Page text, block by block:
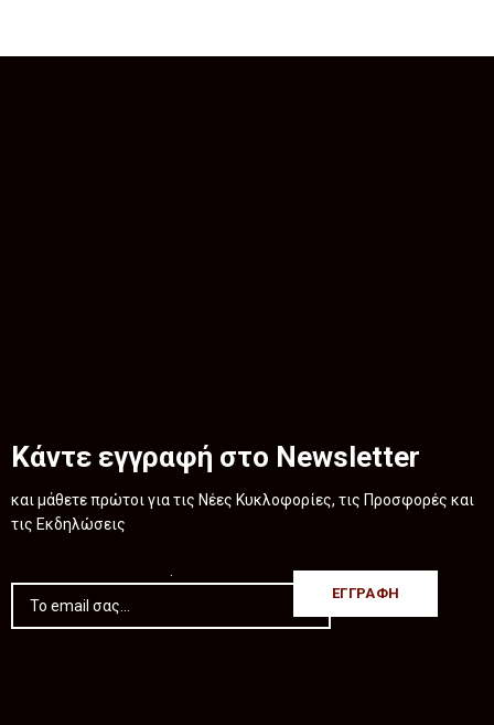
Κάντε εγγραφή στο Newsletter
και μάθετε πρώτοι για τις Νέες Κυκλοφορίες, τις Προσφορές και
τις Εκδηλώσεις
.